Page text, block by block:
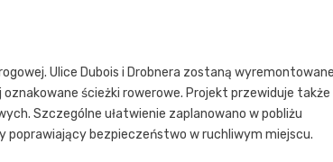
Ulice Dubois i Drobnera zostaną
ścieżki rowerowe. Projekt przewiduje także
Szczególne ułatwienie zaplanowano w pobliżu
bezpieczeństwo w ruchliwym miejscu.